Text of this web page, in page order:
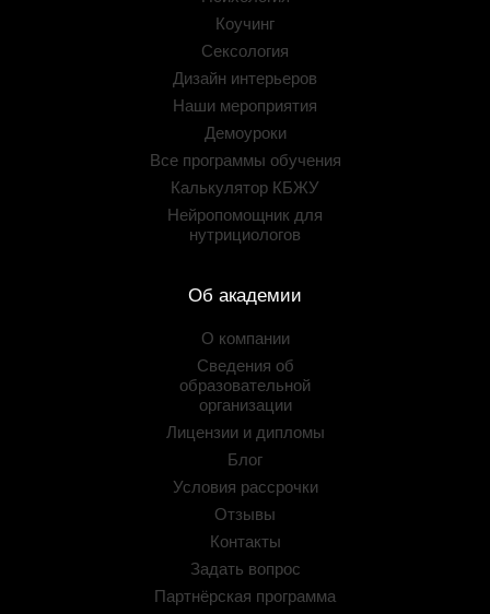
Коучинг
Сексология
Дизайн интерьеров
Наши мероприятия
Демоуроки
Все программы обучения
Калькулятор КБЖУ
Нейропомощник для
нутрициологов
Об академии
О компании
Сведения об
образовательной
организации
Лицензии и дипломы
Блог
Условия рассрочки
Отзывы
Контакты
Задать вопрос
Партнёрская программа